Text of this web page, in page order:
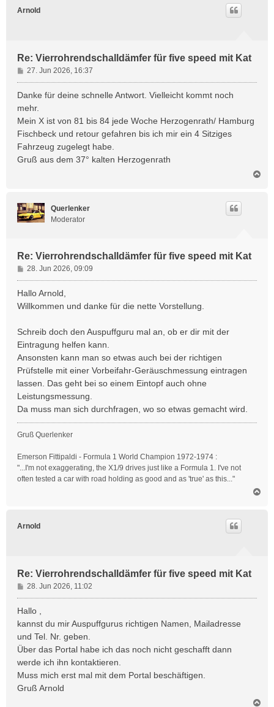
Arnold
Re: Vierrohrendschalldämfer für five speed mit Kat
B
e
i
a
g
27. Jun 2026, 16:37
Danke für deine schnelle Antwort. Vielleicht kommt noch
mehr.
Mein X ist von 81 bis 84 jede Woche Herzogenrath/ Hamburg
Fischbeck und retour gefahren bis ich mir ein 4 Sitziges
Fahrzeug zugelegt habe.
Gruß aus dem 37° kalten Herzogenrath
Querlenker
Moderator
Re: Vierrohrendschalldämfer für five speed mit Kat
B
e
i
t
g
28. Jun 2026, 09:09
Hallo Arnold,
Willkommen und danke für die nette Vorstellung.
Schreib doch den Auspuffguru mal an, ob er dir mit der
Eintragung helfen kann.
Ansonsten kann man so etwas auch bei der richtigen
Prüfstelle mit einer Vorbeifahr-Geräuschmessung eintragen
lassen. Das geht bei so einem Eintopf auch ohne
Leistungsmessung.
Da muss man sich durchfragen, wo so etwas gemacht wird.
Gruß Querlenker
Emerson Fittipaldi - Formula 1 World Champion 1972-1974 :
"...I'm not exaggerating, the X1/9 drives just like a Formula 1. I've not
often tested a car with road holding as good and as 'true' as this..."
Arnold
Re: Vierrohrendschalldämfer für five speed mit Kat
B
e
i
a
g
28. Jun 2026, 11:02
Hallo ,
kannst du mir Auspuffgurus richtigen Namen, Mailadresse
und Tel. Nr. geben.
Über das Portal habe ich das noch nicht geschafft dann
werde ich ihn kontaktieren.
Muss mich erst mal mit dem Portal beschäftigen.
Gruß Arnold